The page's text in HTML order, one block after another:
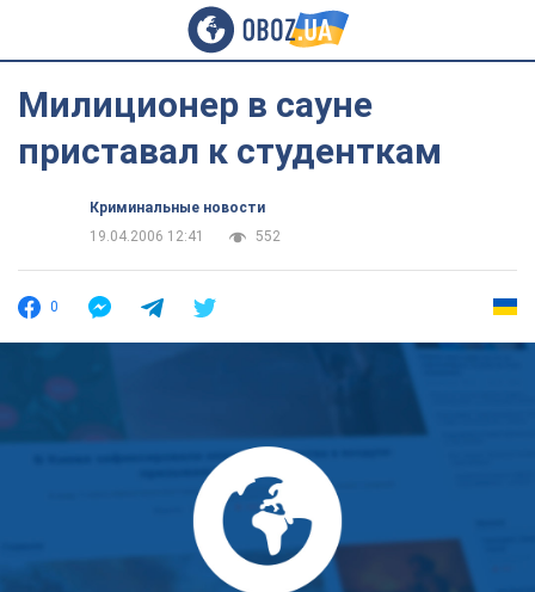
Милиционер в сауне
приставал к студенткам
Криминальные новости
19.04.2006 12:41
552
0